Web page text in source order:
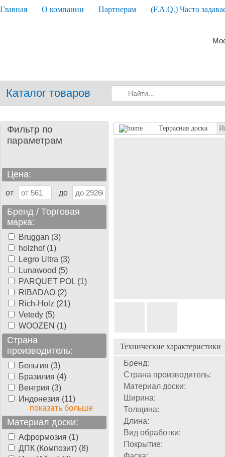
Главная О компании Партнерам (F.A.Q.) Часто
Каталог товаров
Фильтр по
параметрам
Цена:
от до
Бренд / Торговая
марка:
Bruggan (3)
holzhof (1)
Legro Ultra (3)
Lunawood (5)
PARQUET POL (1)
RIBADAO (2)
Rich-Holz (21)
Vetedy (5)
WOOZEN (1)
Страна
производитель:
Бельгия (3)
Бразилия (4)
Венгрия (3)
Индонезия (11)
показать больше
Материал доски:
Афрормозия (1)
ДПК (Композит) (8)
Террасная доска
Технические характеристики
Бренд:
Страна производитель:
Материал доски:
Ширина:
Толщина:
Длина:
Вид обработки:
Покрытие: